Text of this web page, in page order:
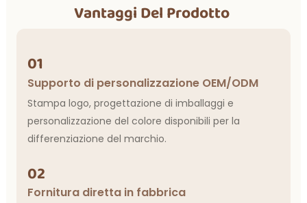
Vantaggi Del Prodotto
01
Supporto di personalizzazione OEM/ODM
Stampa logo, progettazione di imballaggi e
personalizzazione del colore disponibili per la
differenziazione del marchio.
02
Fornitura diretta in fabbrica